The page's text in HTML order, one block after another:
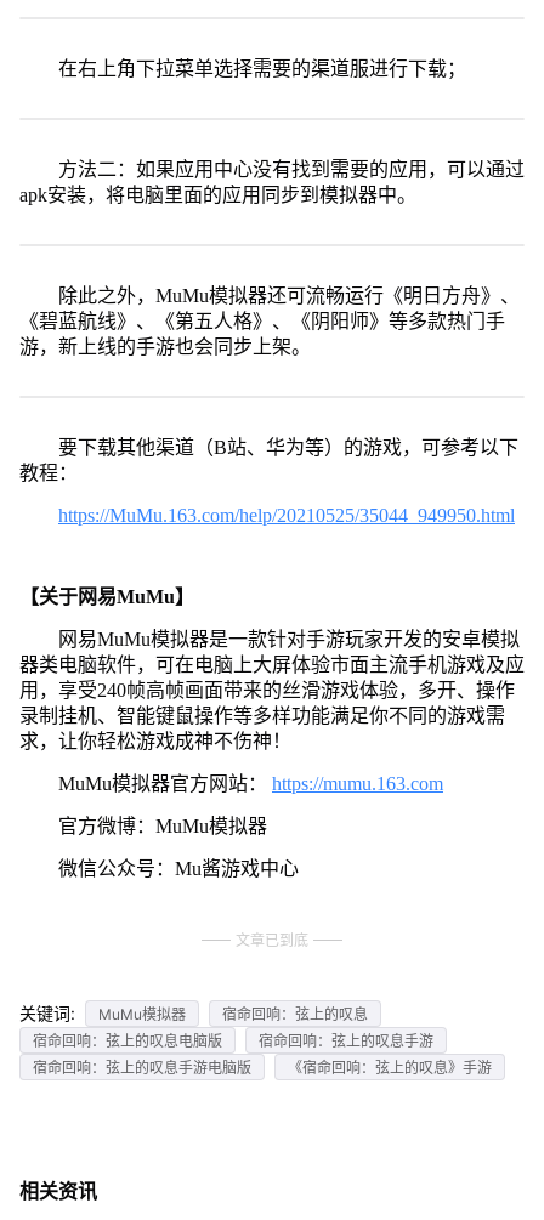
在右上角下拉菜单选择需要的渠道服进行下载；
方法二：如果应用中心没有找到需要的应用，可以通过
apk安装，将电脑里面的应用同步到模拟器中。
除此之外，MuMu模拟器还可流畅运行《明日方舟》、
《碧蓝航线》、《第五人格》、《阴阳师》等多款热门手
游，新上线的手游也会同步上架。
要下载其他渠道（B站、华为等）的游戏，可参考以下
教程：
https://MuMu.163.com/help/20210525/35044_949950.html
【关于网易MuMu】
网易MuMu模拟器是一款针对手游玩家开发的安卓模拟
器类电脑软件，可在电脑上大屏体验市面主流手机游戏及应
用，享受240帧高帧画面带来的丝滑游戏体验，多开、操作
录制挂机、智能键鼠操作等多样功能满足你不同的游戏需
求，让你轻松游戏成神不伤神！
MuMu模拟器官方网站： https://mumu.163.com
官方微博：MuMu模拟器
微信公众号：Mu酱游戏中心
文章已到底
关键词: MuMu模拟器
宿命回响：弦上的叹息
宿命回响：弦上的叹息电脑版
宿命回响：弦上的叹息手游
宿命回响：弦上的叹息手游电脑版
《宿命回响：弦上的叹息》手游
相关资讯